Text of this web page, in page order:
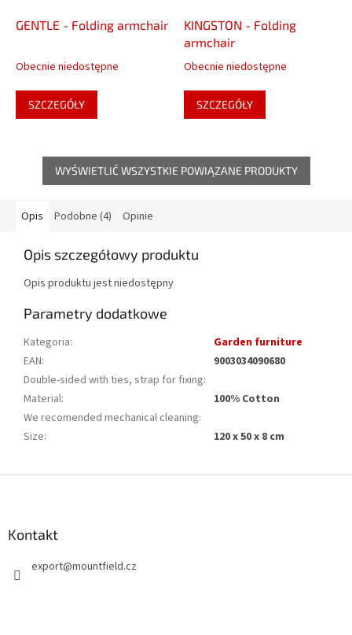
GENTLE - Folding armchair
Obecnie niedostępne
SZCZEGÓŁY
KINGSTON - Folding
armchair
Obecnie niedostępne
SZCZEGÓŁY
WYŚWIETLIĆ WSZYSTKIE POWIĄZANE PRODUKTY
Opis Podobne (4) Opinie
Opis szczegółowy produktu
Opis produktu jest niedostępny
Parametry dodatkowe
Kategoria:
Garden furniture
EAN:
9003034090680
Double-sided with ties, strap for fixing:
Material:
100% Cotton
We recomended mechanical cleaning:
Size: 120 x 50 x 8 cm
Kontakt
export@mountfield.cz